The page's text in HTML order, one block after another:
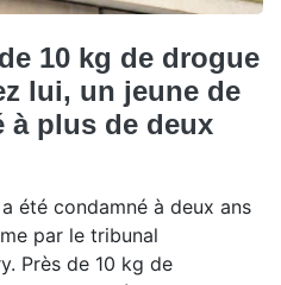
10 kg de drogue
lui, un jeune de
à plus de deux
été condamné à deux ans
par le tribunal
Près de 10 kg de